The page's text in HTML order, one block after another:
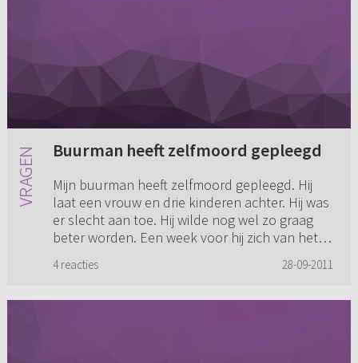
Buurman heeft zelfmoord gepleegd
Mijn buurman heeft zelfmoord gepleegd. Hij
laat een vrouw en drie kinderen achter. Hij was
er slecht aan toe. Hij wilde nog wel zo graag
beter worden. Een week voor hij zich van het
4 reacties 28-09-2011